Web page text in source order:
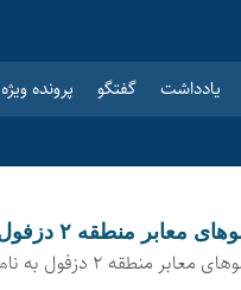
یادداشت گفتگو پرونده ویژه
۲ دزفول به نام و تصاویر شهدا
۲ دزفول به نام و تصاویر شهدا